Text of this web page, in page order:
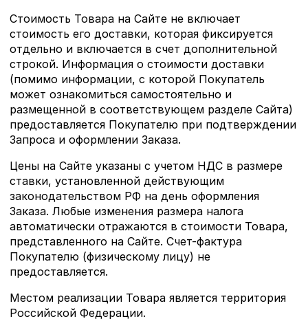
Стоимость Товара на Сайте не включает
стоимость его доставки, которая фиксируется
отдельно и включается в счет дополнительной
строкой. Информация о стоимости доставки
(помимо информации, с которой Покупатель
может ознакомиться самостоятельно и
размещенной в соответствующем разделе Сайта)
предоставляется Покупателю при подтверждении
Запроса и оформлении Заказа.
Цены на Сайте указаны с учетом НДС в размере
ставки, установленной действующим
законодательством РФ на день оформления
Заказа. Любые изменения размера налога
автоматически отражаются в стоимости Товара,
представленного на Сайте. Счет-фактура
Покупателю (физическому лицу) не
предоставляется.
Местом реализации Товара является территория
Российской Федерации.